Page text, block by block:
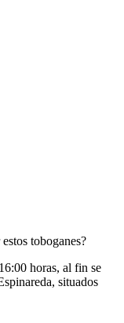
toboganes?
horas, al fin se
situados